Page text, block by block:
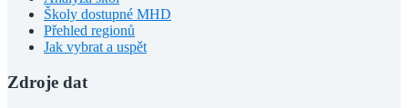
Školy dostupné MHD
Přehled regionů
Jak vybrat a uspět
Zdroje dat